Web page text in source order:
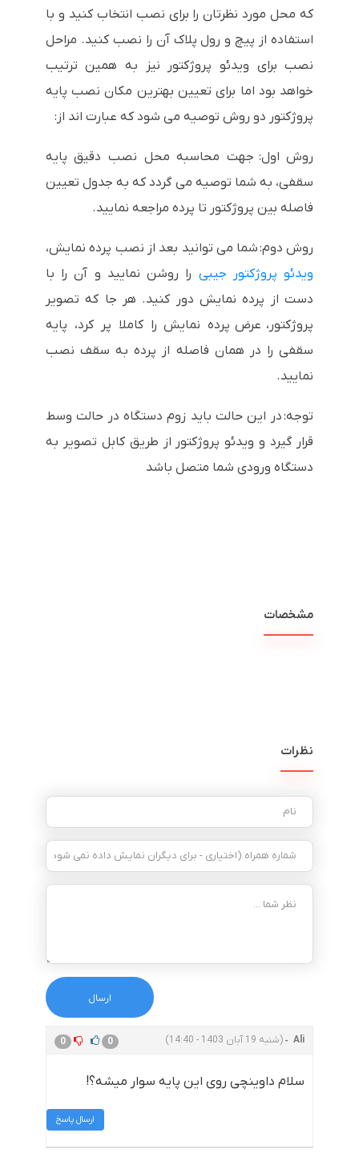
که محل مورد نظرتان را برای نصب انتخاب کنید و با
استفاده از پیچ و رول پلاک آن را نصب کنید. مراحل
نصب برای ویدئو پروژکتور نیز به همین ترتیب
خواهد بود اما برای تعیین بهترین مکان نصب پایه
پروژکتور دو روش توصیه می شود که عبارت اند از:
روش اول: جهت محاسبه محل نصب دقیق پایه
سقفی، به شما توصیه می گردد که به جدول تعیین
فاصله بین پروژکتور تا پرده مراجعه نمایید.
روش دوم: شما می توانید بعد از نصب پرده نمایش،
ویدئو پروژکتور جیبی را روشن نمایید و آن را با
دست از پرده نمایش دور کنید. هر جا که تصویر
پروژکتور، عرض پرده نمایش را کاملا پر کرد، پایه
سقفی را در همان فاصله از پرده به سقف نصب
نمایید.
توجه: در این حالت باید زوم دستگاه در حالت وسط
قرار گیرد و ویدئو پروژکتور از طریق کابل تصویر به
دستگاه ورودی شما متصل باشد
مشخصات
نظرات
Ali (شنبه 19 آبان 1403 - 14:40) 0 0
سلام داوینچی روی این پایه سوار میشه؟!
ارسال پاسخ